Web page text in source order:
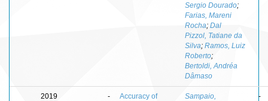
Sergio Dourado;
Farias, Mareni
Rocha; Dal
Pizzol, Tatiane da
Silva; Ramos, Luiz
Roberto;
Bertoldi, Andréa
Dâmaso
2019 -
Accuracy of
Sampaio,
-